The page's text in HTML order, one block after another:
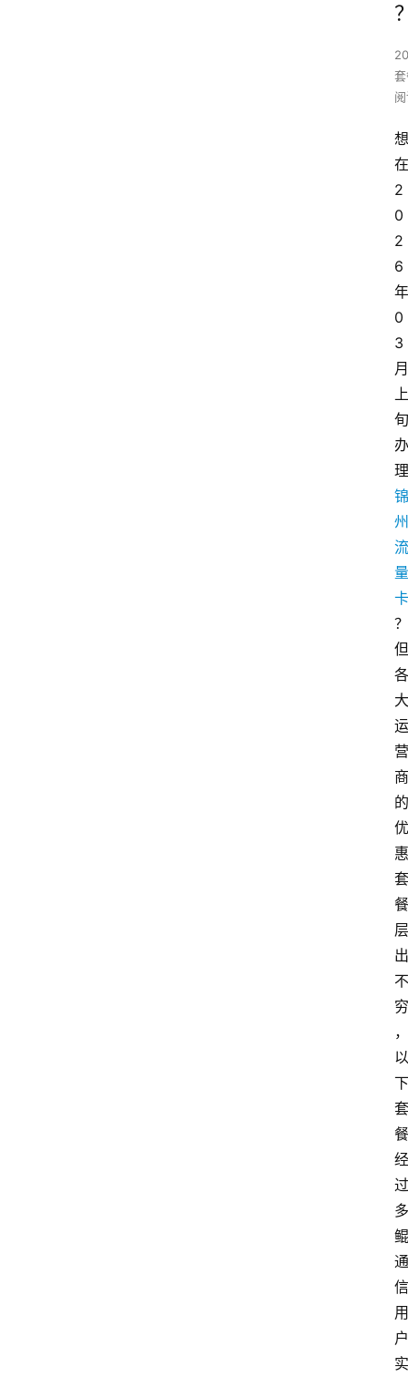
想
在
2
0
2
6
年
0
3
月
上
旬
办
理
锦
州
流
量
卡
？
但
各
大
运
营
商
的
优
惠
套
餐
层
出
不
穷
，
以
下
套
餐
经
过
多
鲲
通
信
用
户
实